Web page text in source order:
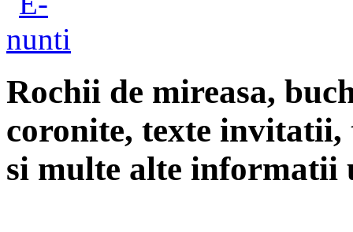
Rochii de mireasa,
coronite, texte
si multe alte informatii